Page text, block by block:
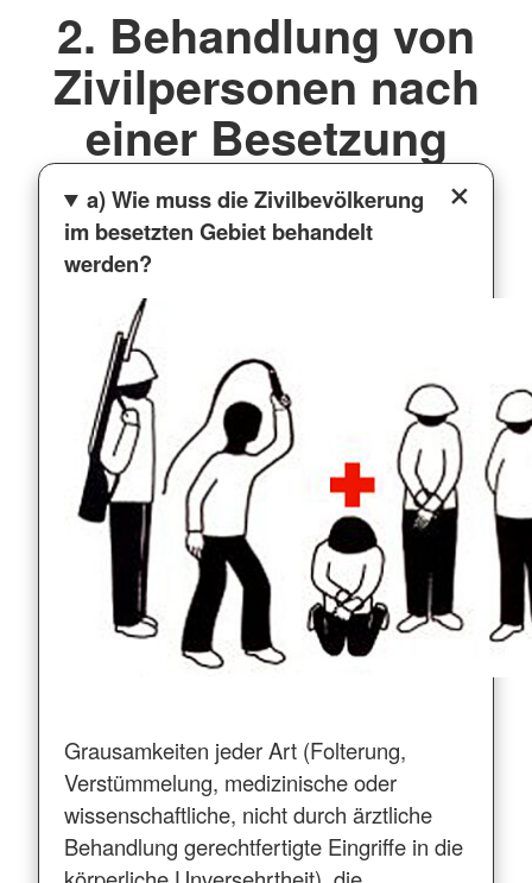
2. Behandlung von
Zivilpersonen nach
einer Besetzung
a) Wie muss die Zivilbevölkerung
im besetzten Gebiet behandelt
werden?
Grausamkeiten jeder Art (Folterung,
Verstümmelung, medizinische oder
wissenschaftliche, nicht durch ärztliche
Behandlung gerechtfertigte Eingriffe in die